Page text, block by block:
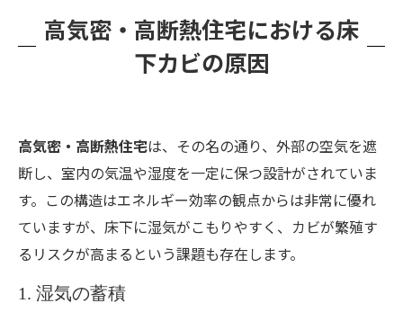
高気密・高断熱住宅における床
下カビの原因
高気密・高断熱住宅は、その名の通り、外部の空気を遮
断し、室内の気温や湿度を一定に保つ設計がされていま
す。この構造はエネルギー効率の観点からは非常に優れ
ていますが、床下に湿気がこもりやすく、カビが繁殖す
るリスクが高まるという課題も存在します。
1. 湿気の蓄積